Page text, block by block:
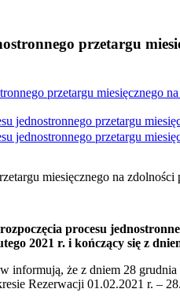
przetargu
przetargu miesięcznego
jednostronnego przetargu
jednostronnego przetargu
miesięcznego na
procesu
2021 r. i kończący się z
że z dniem 28
Rezerwacji 01.02.2021 r. –